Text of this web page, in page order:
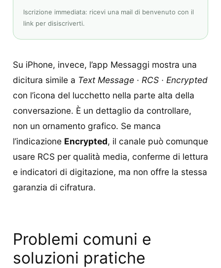
Iscrizione immediata: ricevi una mail di benvenuto con il
link per disiscriverti.
Su iPhone, invece, l’app Messaggi mostra una
dicitura simile a Text Message · RCS · Encrypted
con l’icona del lucchetto nella parte alta della
conversazione. È un dettaglio da controllare,
non un ornamento grafico. Se manca
l’indicazione Encrypted, il canale può comunque
usare RCS per qualità media, conferme di lettura
e indicatori di digitazione, ma non offre la stessa
garanzia di cifratura.
Problemi comuni e
soluzioni pratiche